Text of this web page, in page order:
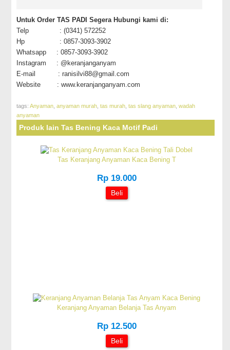
Untuk Order TAS PADI Segera Hubungi kami di:
Telp : (0341) 572252
Hp : 0857-3093-3902
Whatsapp : 0857-3093-3902
Instagram : @keranjanganyam
E-mail : ranisilvi88@gmail.com
Website : www.keranjanganyam.com
tags:Anyaman ,anyaman murah ,tas murah ,tas slang anyaman ,wadah
anyaman
Produk lain Tas Bening Kaca Motif Padi
Tas Keranjang Anyaman Kaca Bening T
Rp 19.000
Beli
Keranjang Anyaman Belanja Tas Anyam
Rp 12.500
Beli